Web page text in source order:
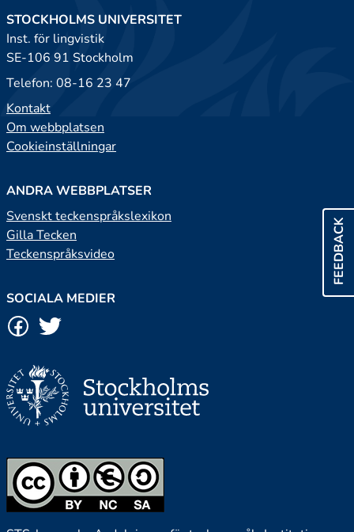
FEEDBACK
STOCKHOLMS UNIVERSITET
Inst. för lingvistik
SE-106 91 Stockholm
Telefon: 08-16 23 47
Kontakt
Om webbplatsen
Cookieinställningar
ANDRA WEBBPLATSER
Svenskt teckenspråkslexikon
Gilla Tecken
Teckenspråksvideo
SOCIALA MEDIER